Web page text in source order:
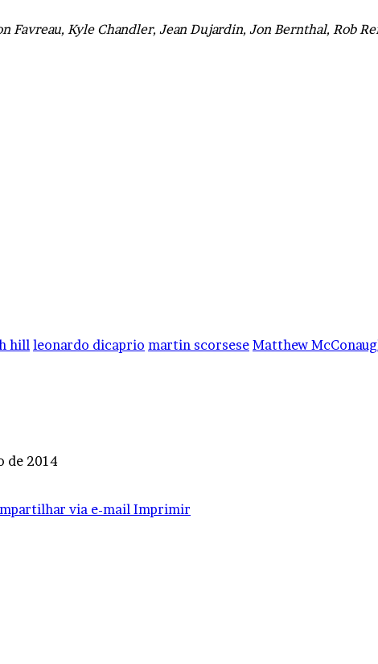
Kyle Chandler, Jean Dujardin, Jon Bernthal, Rob
hill leonardo dicaprio martin scorsese Matthew
de 2014
via e-mail Imprimir